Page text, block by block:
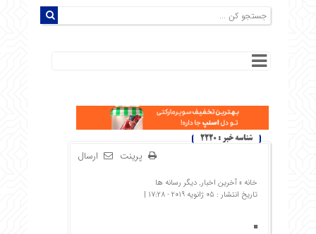
شناسه خبر : 2220
ارسال پرینت
خانه »آخرین اخبار, دیگر رسانه ها
تاریخ انتشار : 05 ژانویه 2019 - 17:28 |